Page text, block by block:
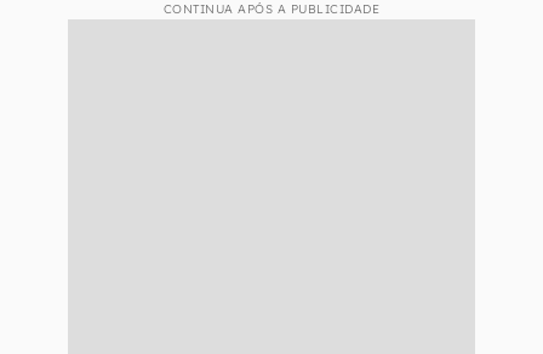
CONTINUA APÓS A PUBLICIDADE